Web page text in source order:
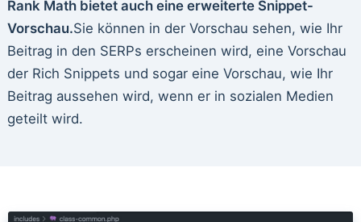
Rank Math bietet auch eine erweiterte Snippet-
Vorschau.Sie können in der Vorschau sehen, wie Ihr
Beitrag in den SERPs erscheinen wird, eine Vorschau
der Rich Snippets und sogar eine Vorschau, wie Ihr
Beitrag aussehen wird, wenn er in sozialen Medien
geteilt wird.